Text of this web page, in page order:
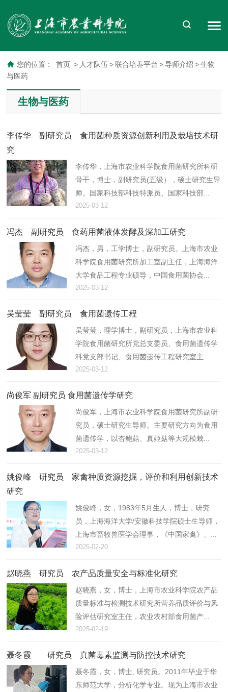
您的位置： 首页 > 人才队伍 > 联合培养平台 > 导师介绍 > 生物
与医药
生物与医药
李传华 副研究员 食用菌种质资源创新利用及栽培技术研
究
李传华，上海市农业科学院食用菌研究所科研
骨干，博士，副研究员(五级），硕士研究生导
师。国家科技部科技特派员、国家科技部...
2025-03-12
冯杰 副研究员 食药用菌液体发酵及深加工研究
冯杰，男，工学博士，副研究员。上海市农业
科学院食用菌研究所加工室副主任，上海海洋
大学食品工程专业硕导，中国食用菌协会...
2025-03-12
吴莹莹 副研究员 食用菌遗传工程
吴莹莹，理学博士，副研究员，上海市农业科
学院食用菌研究所党总支委员、食用菌遗传学
科党支部书记、食用菌遗传工程研究室主...
2025-03-12
尚俊军 副研究员 食用菌遗传学研究
尚俊军，上海市农业科学院食用菌研究所副研
究员，硕士研究生导师。主要研究方向为食用
菌遗传学，以杏鲍菇、真姬菇等大规模栽...
2025-03-12
姚俊峰 研究员 家禽种质资源挖掘，评价和利用创新技术
研究
姚俊峰，女，1983年5月生人，博士，研究
员，上海海洋大学/安徽科技学院硕士生导师，
上海市畜牧兽医学会理事，《中国家禽》、...
2025-02-20
赵晓燕 研究员 农产品质量安全与标准化研究
赵晓燕，女，博士，上海市农业科学院农产品
质量标准与检测技术研究所营养品质评价与风
险评估研究室主任，农业农村部食用菌产...
2025-02-19
聂冬霞 研究员 真菌毒素监测与防控技术研究
聂冬霞，女，博士, 研究员。2011年毕业于华
东师范大学，分析化学专业。现为上海市农业